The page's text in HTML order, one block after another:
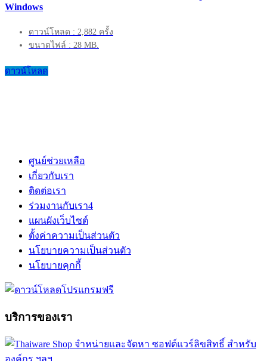
Windows
ดาวน์โหลด : 2,882 ครั้ง
ขนาดไฟล์ : 28 MB.
ดาวน์โหลด
ศูนย์ช่วยเหลือ
เกี่ยวกับเรา
ติดต่อเรา
ร่วมงานกับเรา4
แผนผังเว็บไซต์
ตั้งค่าความเป็นส่วนตัว
นโยบายความเป็นส่วนตัว
นโยบายคุกกี้
บริการของเรา